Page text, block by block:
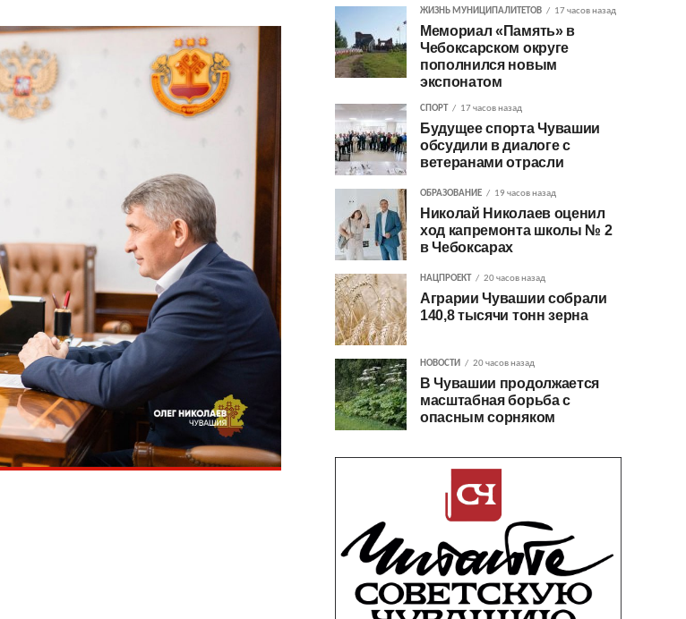
ЖИЗНЬ МУНИЦИПАЛИТЕТОВ 17 часов назад
Мемориал «Память» в
Чебоксарском округе
пополнился новым
экспонатом
СПОРТ 17 часов назад
Будущее спорта Чувашии
обсудили в диалоге с
ветеранами отрасли
ОБРАЗОВАНИЕ 19 часов назад
Николай Николаев оценил
ход капремонта школы № 2
в Чебоксарах
НАЦПРОЕКТ 20 часов назад
Аграрии Чувашии собрали
140,8 тысячи тонн зерна
НОВОСТИ 20 часов назад
В Чувашии продолжается
масштабная борьба с
опасным сорняком